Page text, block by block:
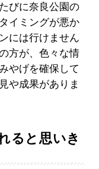
びに奈良公園の
イミングが悪か
には行けません
方が、色々な情
やげを確保して
や成果がありま
ると思いき